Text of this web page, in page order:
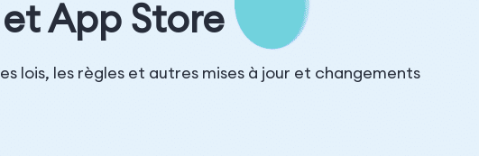
App Store
lois, les règles et autres mises à jour et changements